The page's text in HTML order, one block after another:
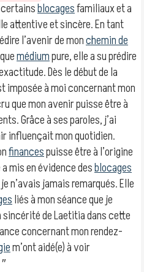
blocagesfamiliaux et a
attentive et sincère. En tant
l’avenir de monchemin de
médiumpure, elle a su prédire
Dès le début de la
imposée à moi concernant mon
que mon avenir puisse être à
Grâce à ses paroles, j’ai
influençait mon quotidien.
financespuisse être à l’origine
mis en évidence desblocages
n’avais jamais remarqués. Elle
liés à mon séance que je
sincérité de Laetitia dans cette
concernant mon rendez-
m’ont aidé(e) à voir